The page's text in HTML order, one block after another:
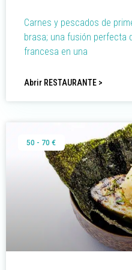
Carnes y pescados de
brasa; una fusión perfecta
francesa en una
Abrir RESTAURANTE >
50 - 70 €